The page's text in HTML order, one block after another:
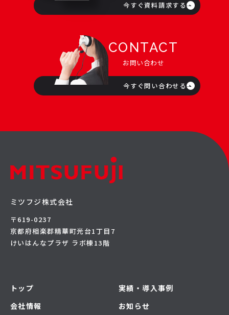
今すぐ資料請求する
CONTACT
お問い合わせ
今すぐ問い合わせる
ミツフジ株式会社
〒619-0237
京都府相楽郡精華町光台1丁目7
けいはんなプラザ ラボ棟13階
トップ
会社情報
実績・導入事例
お知らせ